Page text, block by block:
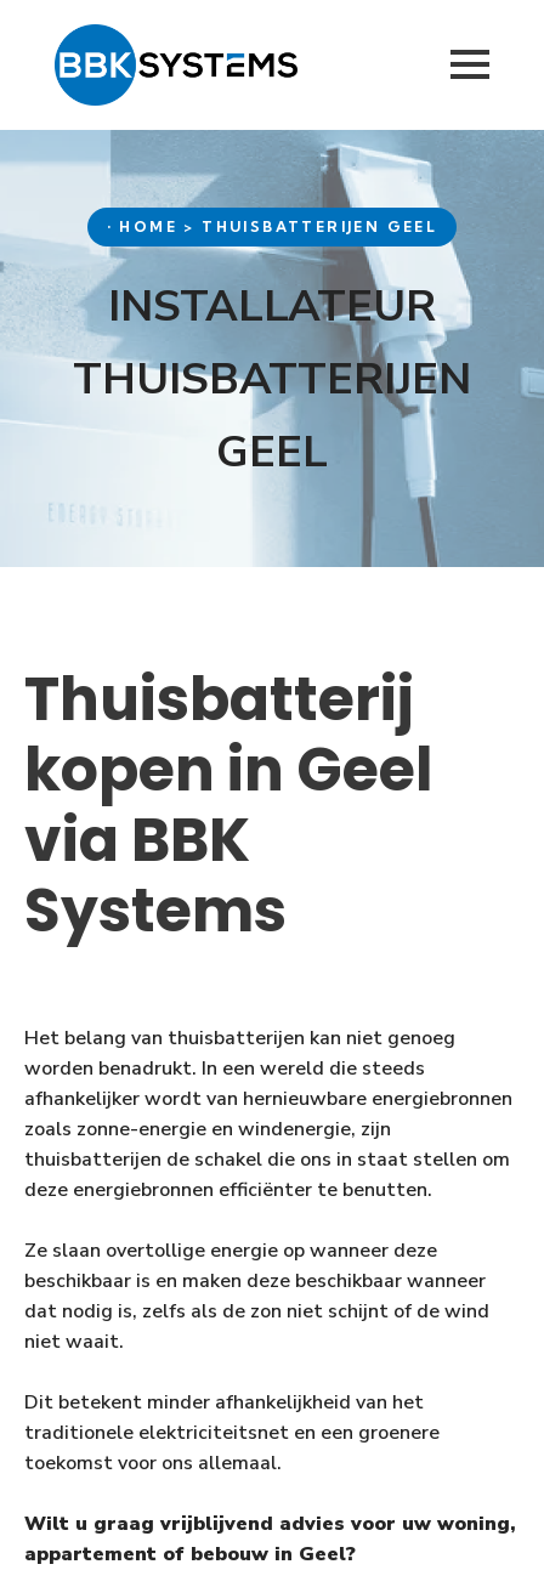
• HOME > THUISBATTERIJEN GEEL
INSTALLATEUR
THUISBATTERIJEN
GEEL
Thuisbatterij
kopen in Geel
via BBK
Systems
Het belang van thuisbatterijen kan niet genoeg
worden benadrukt. In een wereld die steeds
afhankelijker wordt van hernieuwbare energiebronnen
zoals zonne-energie en windenergie, zijn
thuisbatterijen de schakel die ons in staat stellen om
deze energiebronnen efficiënter te benutten.
Ze slaan overtollige energie op wanneer deze
beschikbaar is en maken deze beschikbaar wanneer
dat nodig is, zelfs als de zon niet schijnt of de wind
niet waait.
Dit betekent minder afhankelijkheid van het
traditionele elektriciteitsnet en een groenere
toekomst voor ons allemaal.
Wilt u graag vrijblijvend advies voor uw woning,
appartement of bebouw in Geel?